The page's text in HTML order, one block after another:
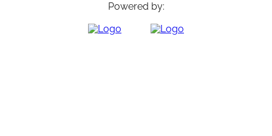
Powered by: